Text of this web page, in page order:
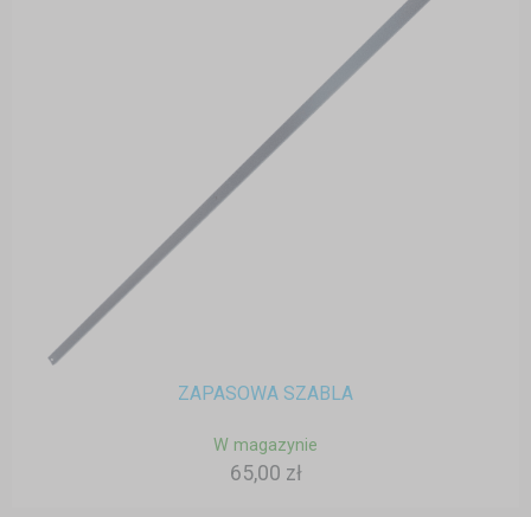
ZAPASOWA SZABLA
W magazynie
65,00 zł